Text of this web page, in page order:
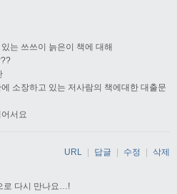
는 쓰쓰이 늙은이 책에 대해
소장하고 있는 저사람의 책에대한 대출문
서요
로 다시 만나요…!
URL | 답글 | 수정 | 삭제